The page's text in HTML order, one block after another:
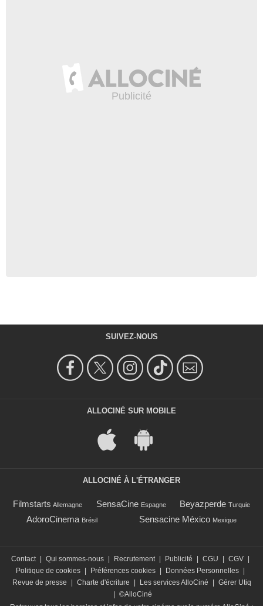
SUIVEZ-NOUS
ALLOCINÉ SUR MOBILE
ALLOCINÉ À L'ÉTRANGER
Filmstarts Allemagne SensaCine Espagne Beyazperde Turquie
AdoroCinema Brésil Sensacine México Mexique
Contact | Qui sommes-nous | Recrutement | Publicité | CGU | CGV |
Politique de cookies | Préférences cookies | Données Personnelles |
Revue de presse
| Charte d'écriture | Les services AlloCiné | Gérer Utiq
| ©AlloCiné